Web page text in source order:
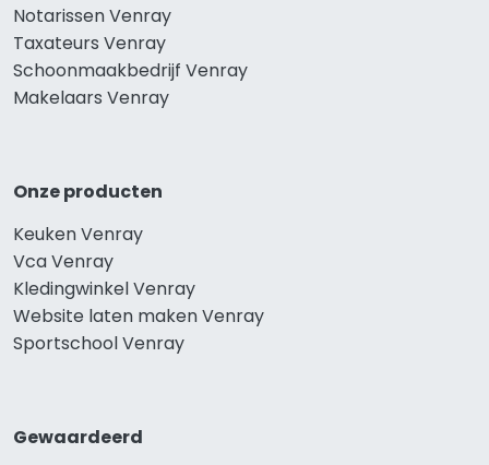
Notarissen Venray
Taxateurs Venray
Schoonmaakbedrijf Venray
Makelaars Venray
Onze producten
Keuken Venray
Vca Venray
Kledingwinkel Venray
Website laten maken Venray
Sportschool Venray
Gewaardeerd